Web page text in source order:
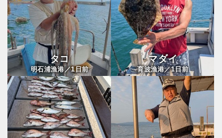
タコ
明石浦漁港／1日前
マダイ
育波漁港／1日前